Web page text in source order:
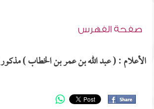
صفحة الفهرس
الأعلام : ( عبد الله بن عمر بن الخطاب ) مذكور